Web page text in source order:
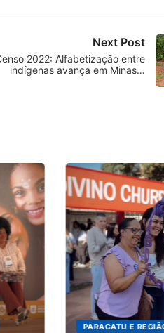
Next Post
2022: Alfabetização entre
indígenas avança em Minas…
PARACATU E REGIÃO